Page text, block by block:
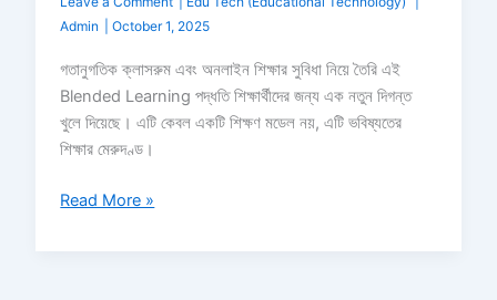
Admin
|October 1, 2025
গতানুগতিক ক্লাসরুম এবং অনলাইন শিক্ষার সুবিধা নিয়ে তৈরি এই
Blended Learning পদ্ধতি শিক্ষার্থীদের জন্য এক নতুন দিগন্ত
খুলে দিয়েছে। এটি কেবল একটি শিক্ষণ মডেল নয়, এটি ভবিষ্যতের
শিক্ষার মেরুদণ্ড।
Read More »